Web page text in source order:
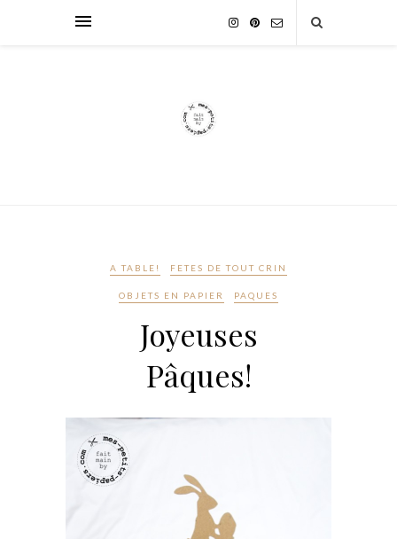
A TABLE! FETES DE TOUT CRIN
OBJETS EN PAPIER PAQUES
Joyeuses
Pâques!